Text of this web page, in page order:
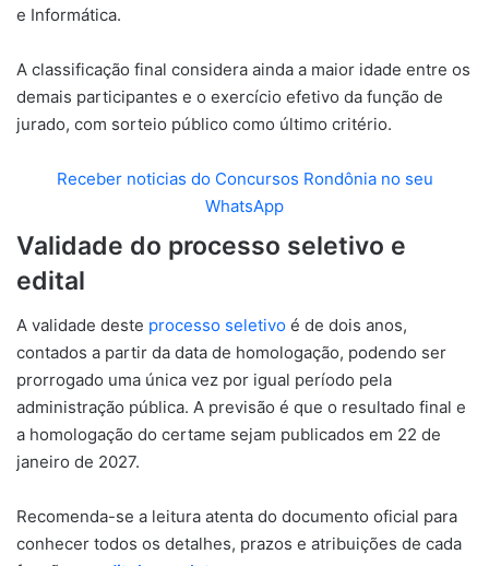
e Informática.
A classificação final considera ainda a maior idade entre os
demais participantes e o exercício efetivo da função de
jurado, com sorteio público como último critério.
Receber noticias do Concursos Rondônia no seu
WhatsApp
Validade do processo seletivo e
edital
A validade deste processo seletivo é de dois anos,
contados a partir da data de homologação, podendo ser
prorrogado uma única vez por igual período pela
administração pública. A previsão é que o resultado final e
a homologação do certame sejam publicados em 22 de
janeiro de 2027.
Recomenda-se a leitura atenta do documento oficial para
conhecer todos os detalhes, prazos e atribuições de cada